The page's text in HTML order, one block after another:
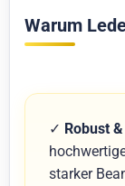
Warum
✓ Robust
starker